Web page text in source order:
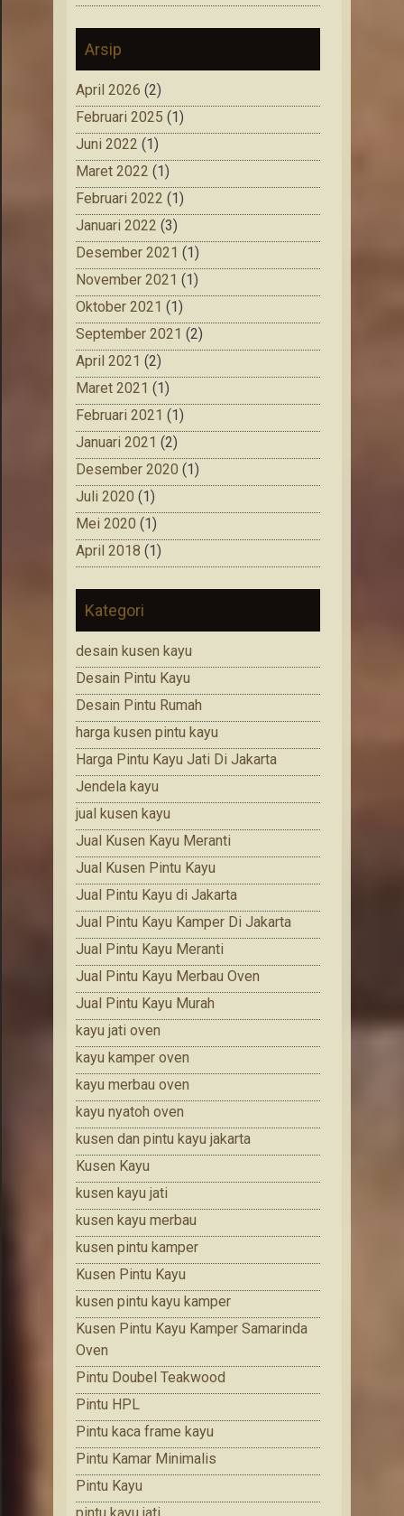
Arsip
April 2026 (2)
Februari 2025 (1)
Juni 2022 (1)
Maret 2022 (1)
Februari 2022 (1)
Januari 2022 (3)
Desember 2021 (1)
November 2021 (1)
Oktober 2021 (1)
September 2021 (2)
April 2021 (2)
Maret 2021 (1)
Februari 2021 (1)
Januari 2021 (2)
Desember 2020 (1)
Juli 2020 (1)
Mei 2020 (1)
April 2018 (1)
Kategori
desain kusen kayu
Desain Pintu Kayu
Desain Pintu Rumah
harga kusen pintu kayu
Harga Pintu Kayu Jati Di Jakarta
Jendela kayu
jual kusen kayu
Jual Kusen Kayu Meranti
Jual Kusen Pintu Kayu
Jual Pintu Kayu di Jakarta
Jual Pintu Kayu Kamper Di Jakarta
Jual Pintu Kayu Meranti
Jual Pintu Kayu Merbau Oven
Jual Pintu Kayu Murah
kayu jati oven
kayu kamper oven
kayu merbau oven
kayu nyatoh oven
kusen dan pintu kayu jakarta
Kusen Kayu
kusen kayu jati
kusen kayu merbau
kusen pintu kamper
Kusen Pintu Kayu
kusen pintu kayu kamper
Kusen Pintu Kayu Kamper Samarinda
Oven
Pintu Doubel Teakwood
Pintu HPL
Pintu kaca frame kayu
Pintu Kamar Minimalis
Pintu Kayu